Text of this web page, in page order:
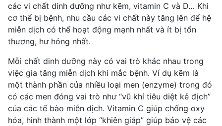
các vi chất dinh dưỡng như kẽm, vitamin C và D… Khi
cơ thể bị bệnh, nhu cầu các vi chất này tăng lên để hệ
miễn dịch có thể hoạt động mạnh nhất và ít bị tổn
thương, hư hỏng nhất.
Mỗi chất dinh dưỡng này có vai trò khác nhau trong
việc gia tăng miễn dịch khi mắc bệnh. Ví dụ kẽm là
một thành phần của nhiều loại men (enzyme) trong đó
có các men đóng vai trò như “vũ khí tiêu diệt kẻ địch”
của các tế bào miễn dịch. Vitamin C giúp chống oxy
hóa, hình thành một lớp “khiên giáp” giúp bảo vệ các